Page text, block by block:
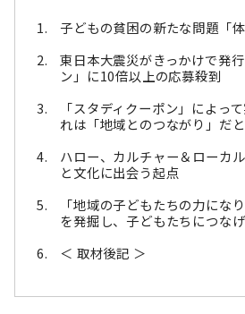
子どもの貧困の新たな問題「体
東日本大震災がきっかけで発
ン」に10倍以上の応募殺到
「スタディクーポン」によっ
れは「地域とのつながり」だ
ハロー、カルチャー＆ローカ
と文化に出会う起点
「地域の子どもたちの力にな
を発掘し、子どもたちにつな
＜ 取材後記 ＞